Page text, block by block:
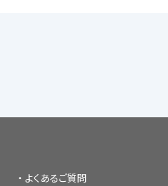
よくあるご質問